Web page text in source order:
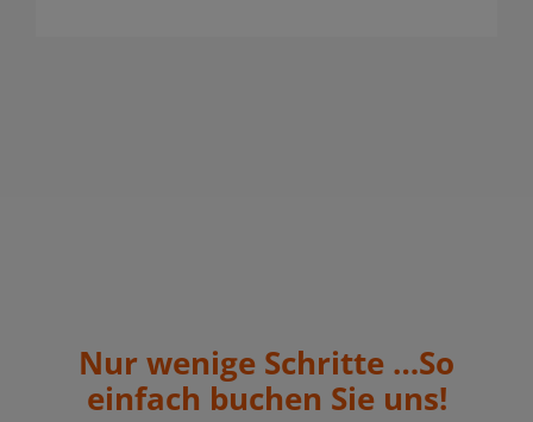
Nur wenige Schritte …So
einfach buchen Sie uns!